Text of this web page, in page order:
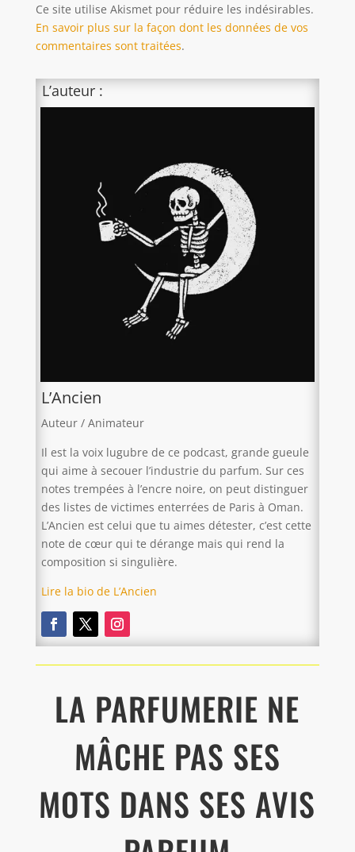
Ce site utilise Akismet pour réduire les indésirables.
En savoir plus sur la façon dont les données de vos
commentaires sont traitées.
L’auteur :
L’Ancien
Auteur / Animateur
Il est la voix lugubre de ce podcast, grande gueule
qui aime à secouer l’industrie du parfum. Sur ces
notes trempées à l’encre noire, on peut distinguer
des listes de victimes enterrées de Paris à Oman.
L’Ancien est celui que tu aimes détester, c’est cette
note de cœur qui te dérange mais qui rend la
composition si singulière.
Lire la bio de L’Ancien
LA PARFUMERIE NE
MÂCHE PAS SES
MOTS DANS SES AVIS